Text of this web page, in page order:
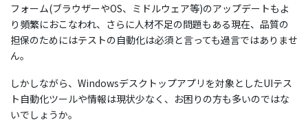
フォーム(ブラウザーやOS、ミドルウェア等)のアップデートもよ
り頻繁におこなわれ、さらに人材不足の問題もある現在、品質の
担保のためにはテストの自動化は必須と言っても過言ではありませ
ん。
しかしながら、Windowsデスクトップアプリを対象としたUIテス
ト自動化ツールや情報は現状少なく、お困りの方も多いのではな
いでしょうか。